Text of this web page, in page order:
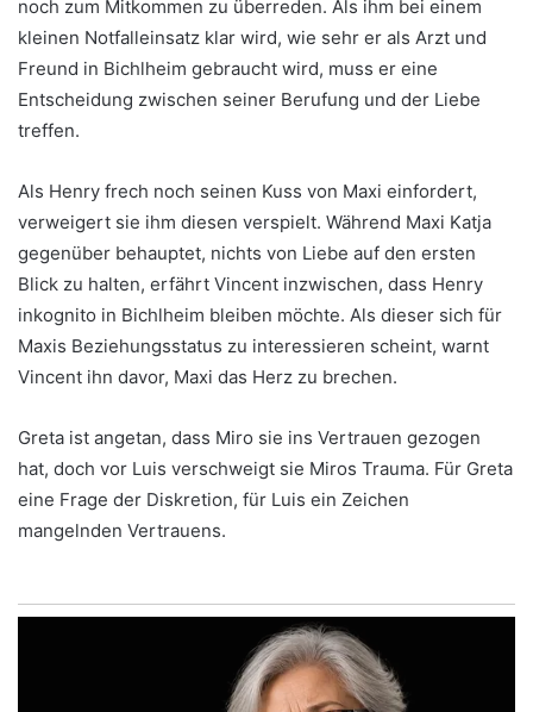
noch zum Mitkommen zu überreden. Als ihm bei einem
kleinen Notfalleinsatz klar wird, wie sehr er als Arzt und
Freund in Bichlheim gebraucht wird, muss er eine
Entscheidung zwischen seiner Berufung und der Liebe
treffen.
Als Henry frech noch seinen Kuss von Maxi einfordert,
verweigert sie ihm diesen verspielt. Während Maxi Katja
gegenüber behauptet, nichts von Liebe auf den ersten
Blick zu halten, erfährt Vincent inzwischen, dass Henry
inkognito in Bichlheim bleiben möchte. Als dieser sich für
Maxis Beziehungsstatus zu interessieren scheint, warnt
Vincent ihn davor, Maxi das Herz zu brechen.
Greta ist angetan, dass Miro sie ins Vertrauen gezogen
hat, doch vor Luis verschweigt sie Miros Trauma. Für Greta
eine Frage der Diskretion, für Luis ein Zeichen
mangelnden Vertrauens.